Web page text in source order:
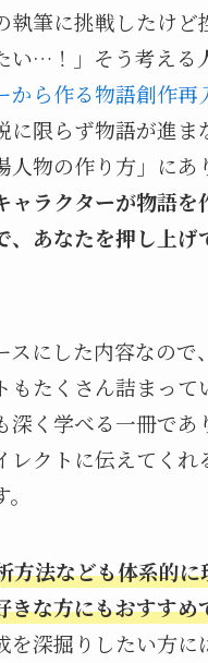
執筆に挑戦したけど
い…！」そう考える
から作る物語創作再
に限らず物語が進ま
人物の作り方」にあ
ャラクターが物語
、あなたを押し上げ
スにした内容なので
もたくさん詰まって
深く学べる一冊であ
レクトに伝えてくれ
方法なども体系的に
きな方にもおすすめ
を深掘りしたい方に